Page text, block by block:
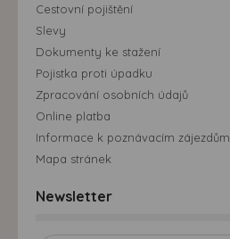
Cestovní pojištění
Slevy
Dokumenty ke stažení
Pojistka proti úpadku
Zpracování osobních údajů
Online platba
Informace k poznávacím zájezdům
Mapa stránek
Newsletter